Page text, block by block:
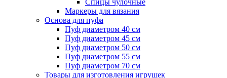
Спицы чулочные
Маркеры для вязания
Основа для пуфа
Пуф диаметром 40 см
Пуф диаметром 45 см
Пуф диаметром 50 см
Пуф диаметром 55 см
Пуф диаметром 70 см
Товары для изготовления игрушек